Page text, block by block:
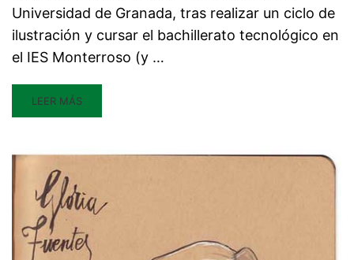
Universidad de Granada, tras realizar un ciclo de
ilustración y cursar el bachillerato tecnológico en
el IES Monterroso (y …
LEER MÁS